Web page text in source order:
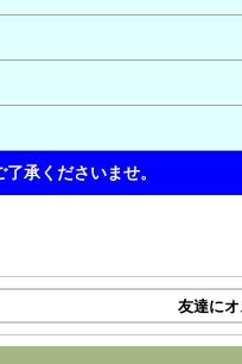
承くださいませ。
友達に